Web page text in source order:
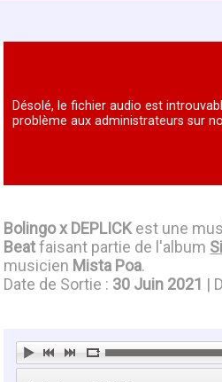
Désolé, le fichier audio est
problème aux administrateurs sur
Bolingo x DEPLICKest une
Beatfaisant partie de l'album
musicien Mista Poa.
Date de Sortie : 30 Juin 2021 |